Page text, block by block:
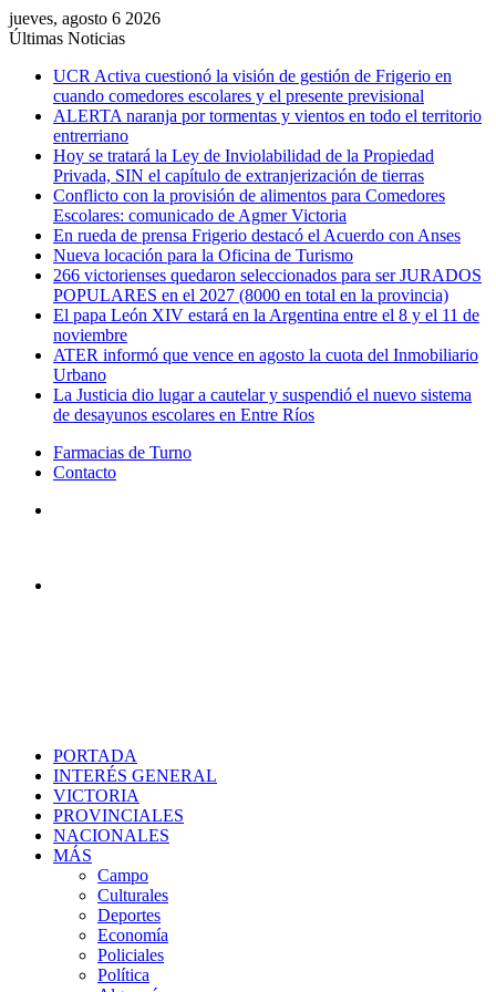
jueves, agosto 6 2026
Últimas Noticias
UCR Activa cuestionó la visión de gestión de Frigerio en
cuando comedores escolares y el presente previsional
ALERTA naranja por tormentas y vientos en todo el territorio
entrerriano
Hoy se tratará la Ley de Inviolabilidad de la Propiedad
Privada, SIN el capítulo de extranjerización de tierras
Conflicto con la provisión de alimentos para Comedores
Escolares: comunicado de Agmer Victoria
En rueda de prensa Frigerio destacó el Acuerdo con Anses
Nueva locación para la Oficina de Turismo
266 victorienses quedaron seleccionados para ser JURADOS
POPULARES en el 2027 (8000 en total en la provincia)
El papa León XIV estará en la Argentina entre el 8 y el 11 de
noviembre
ATER informó que vence en agosto la cuota del Inmobiliario
Urbano
La Justicia dio lugar a cautelar y suspendió el nuevo sistema
de desayunos escolares en Entre Ríos
Farmacias de Turno
Contacto
PORTADA
INTERÉS GENERAL
VICTORIA
PROVINCIALES
NACIONALES
MÁS
Campo
Culturales
Deportes
Economía
Policiales
Política